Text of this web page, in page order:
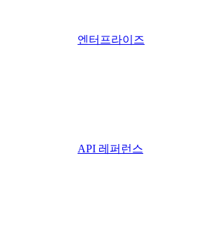
엔터프라이즈
API 레퍼런스